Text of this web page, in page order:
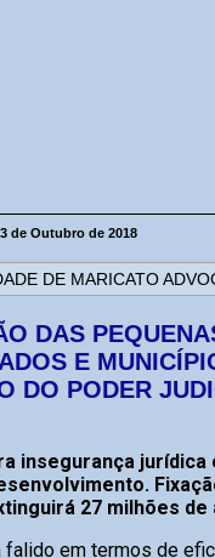
de Outubro de 2018
DE MARICATO
DAS
E
DO PODER
insegurança jurídica
27 milhões de
falido em termos de